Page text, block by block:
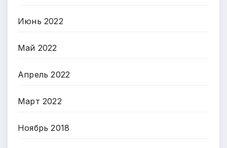
Июнь 2022
Май 2022
Апрель 2022
Март 2022
Ноябрь 2018